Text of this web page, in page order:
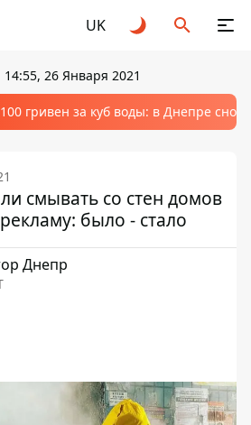
UK
14:55, 26 Января 2021
гривен за куб воды: в Днепре
смывать со стен домов
было - стало
Днепр